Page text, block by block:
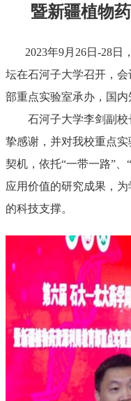
暨新疆植物
2023年9月 26日 -28日
坛在石河子大学召开，
部重点实验室承办，国
石河子大学李剑副
挚感谢，并对我校重点
契机，依托“一带一路”
“
应用价值的研究成果，
的科技支撑。